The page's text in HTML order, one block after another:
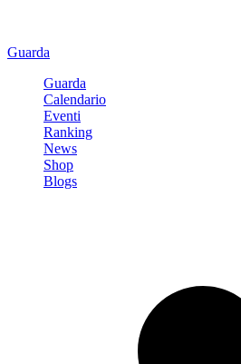
Guarda
Guarda
Calendario
Eventi
Ranking
News
Shop
Blogs